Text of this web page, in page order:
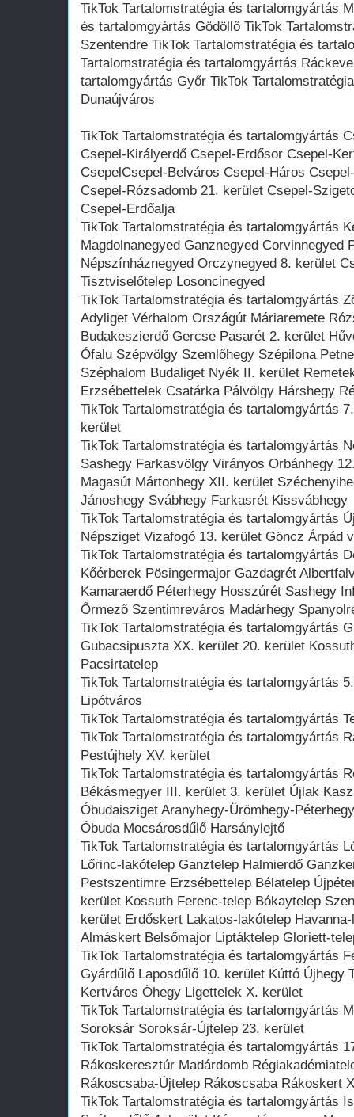
TikTok Tartalomstratégia és tartalomgyártás
és tartalomgyártás Gödöllő TikTok
Szentendre TikTok Tartalomstratégia és
Tartalomstratégia és tartalomgyártás
tartalomgyártás Győr TikTok
Dunaújváros
TikTok Tartalomstratégia és tartalomgyártás
Csepel-Királyerdő Csepel-Erdősor Csepel-
CsepelCsepel-Belváros Csepel-Háros
Csepel-Rózsadomb 21. kerület Csepel-
Csepel-Erdőalja
TikTok Tartalomstratégia és tartalomgyártás
Magdolnanegyed Ganznegyed Corvinnegyed
Népszínháznegyed Orczynegyed 8. kerület
Tisztviselőtelep Losoncinegyed
TikTok Tartalomstratégia és tartalomgyártás
Adyliget Vérhalom Országút Máriaremete
Budakeszierdő Gercse Pasarét 2. kerület
Ófalu Szépvölgy Szemlőhegy Szépilona
Széphalom Budaliget Nyék II. kerület
Erzsébettelek Csatárka Pálvölgy Hárshegy
TikTok Tartalomstratégia és tartalomgyártás
kerület
TikTok Tartalomstratégia és tartalomgyártás
Sashegy Farkasvölgy Virányos Orbánhegy
Magasút Mártonhegy XII. kerület
Jánoshegy Svábhegy Farkasrét Kissvábhegy
TikTok Tartalomstratégia és tartalomgyártás
Népsziget Vizafogó 13. kerület Göncz Árpád
TikTok Tartalomstratégia és tartalomgyártás
Kőérberek Pösingermajor Gazdagrét
Kamaraerdő Péterhegy Hosszúrét Sashegy
Őrmező Szentimreváros Madárhegy
TikTok Tartalomstratégia és tartalomgyártás
Gubacsipuszta XX. kerület 20. kerület
Pacsirtatelep
TikTok Tartalomstratégia és tartalomgyártás
Lipótváros
TikTok Tartalomstratégia és tartalomgyártás
TikTok Tartalomstratégia és tartalomgyártás
Pestújhely XV. kerület
TikTok Tartalomstratégia és tartalomgyártás
Békásmegyer III. kerület 3. kerület Újlak
Óbudaisziget Aranyhegy-Ürömhegy-
Óbuda Mocsárosdűlő Harsánylejtő
TikTok Tartalomstratégia és tartalomgyártás
Lőrinc-lakótelep Ganztelep Halmierdő
Pestszentimre Erzsébettelep Bélatelep
kerület Kossuth Ferenc-telep Bókaytelep
kerület Erdőskert Lakatos-lakótelep
Almáskert Belsőmajor Liptáktelep Gloriett-
TikTok Tartalomstratégia és tartalomgyártás
Gyárdűlő Laposdűlő 10. kerület Kúttó Újhegy
Kertváros Óhegy Ligettelek X. kerület
TikTok Tartalomstratégia és tartalomgyártás
Soroksár Soroksár-Újtelep 23. kerület
TikTok Tartalomstratégia és tartalomgyártás
Rákoskeresztúr Madárdomb
Rákoscsaba-Újtelep Rákoscsaba Rákoskert
TikTok Tartalomstratégia és tartalomgyártás